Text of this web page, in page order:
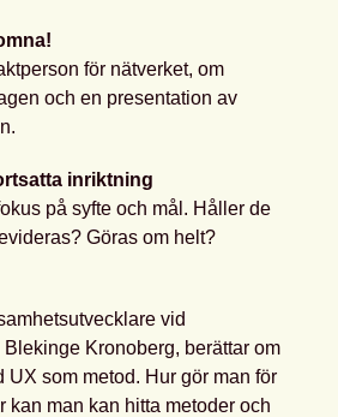
för nätverket, om
och en presentation av
inriktning
på syfte och mål. Håller de
Göras om helt?
vid
Kronoberg, berättar om
UX som metod. Hur gör man för
kan man kan hitta metoder och